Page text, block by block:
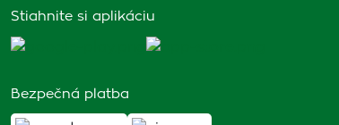
Stiahnite si aplikáciu
Bezpečná platba